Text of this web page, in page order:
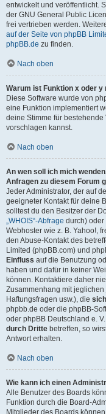
entwickelt und veröffentlicht.
der GNU General Public
frei vertrieben werden.
auf der Seite von phpBB
phpBB.de zu finden.
Nach oben
Warum ist Funktion x oder y
Diese Software wurde von
eine Funktion implementiert
deine Stimme für
vorschlagen kannst.
Nach oben
An wen soll ich mich
Anfragen zu diesem Forum
Jeder Administrator, der auf
geeigneter Kontakt für deine
solltest du den Besitzer der
„WHOIS“-Abfrage durch)
Webhoster wie z. B. Yahoo!,
den Abuse-Kontakt des
Limited (phpBB.com) und
Einfluss auf die Benutzung
haben und dafür in keiner
können. Kontaktiere daher
Zusammenhang mit
Haftungsfragen usw.), die
phpbb.de oder die phpBB-
oder phpBB Deutschland e.
durch Dritte betreffen, so
Antwort erhalten.
Nach oben
Wie kann ich einen
Alle Benutzer des Boards
Funktion durch die Board-
Mitglieder des Boards